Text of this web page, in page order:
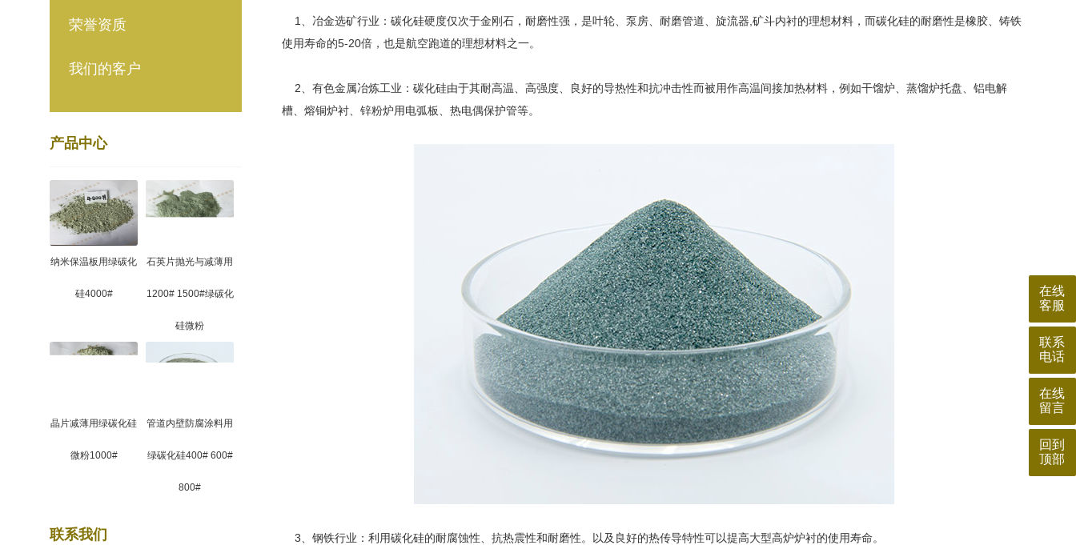
荣誉资质
我们的客户
产品中心
纳米保温板用绿碳化
硅4000#
石英片抛光与减薄用
1200# 1500#绿碳化
硅微粉
晶片减薄用绿碳化硅
微粉1000#
管道内壁防腐涂料用
绿碳化硅400# 600#
800#
联系我们
1、冶金选矿行业：碳化硅硬度仅次于金刚石，耐磨性强，是叶轮、泵房、耐磨管道、旋流器,矿斗内衬的理想材料，而碳化硅的耐磨性是橡胶、铸铁
使用寿命的5-20倍，也是航空跑道的理想材料之一。
2、有色金属冶炼工业：碳化硅由于其耐高温、高强度、良好的导热性和抗冲击性而被用作高温间接加热材料，例如干馏炉、蒸馏炉托盘、铝电解
槽、熔铜炉衬、锌粉炉用电弧板、热电偶保护管等。
3、钢铁行业：利用碳化硅的耐腐蚀性、抗热震性和耐磨性。以及良好的热传导特性可以提高大型高炉炉衬的使用寿命。
在线
客服
联系
电话
在线
留言
回到
顶部